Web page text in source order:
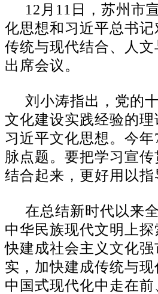
12月11日，苏州市
化思想和习近平总书
传统与现代结合、人
出席会议。
刘小涛指出，党的
文化建设实践经验的
习近平文化思想。今
脉点题。要把学习宣
结合起来，更好用以
在总结新时代以来
中华民族现代文明上
快建成社会主义文化
实，加快建成传统与
中国式现代化中走在